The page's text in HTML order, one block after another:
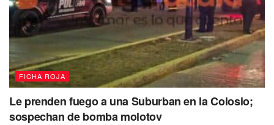
FICHA ROJA
Le prenden fuego a una Suburban en la Colosio;
sospechan de bomba molotov